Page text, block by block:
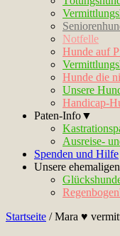
Notfelle
Hunde auf
Hunde die
Unsere
Handicap-
Paten-Info▼
Ausreise-
Spenden und Hilfe
Unsere
Startseite /Mara ♥